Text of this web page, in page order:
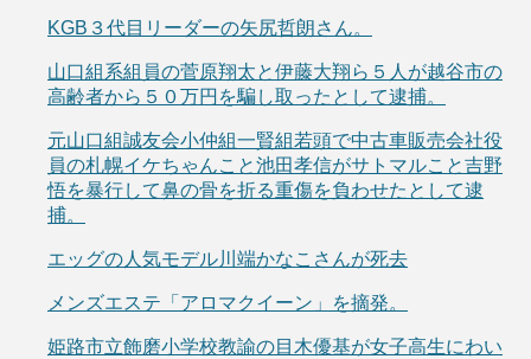
KGB３代目リーダーの矢尻哲朗さん。
山口組系組員の菅原翔太と伊藤大翔ら５人が越谷市の
高齢者から５０万円を騙し取ったとして逮捕。
元山口組誠友会小仲組一賢組若頭で中古車販売会社役
員の札幌イケちゃんこと池田孝信がサトマルこと吉野
悟を暴行して鼻の骨を折る重傷を負わせたとして逮
捕。
エッグの人気モデル川端かなこさんが死去
メンズエステ「アロマクイーン」を摘発。
姫路市立飾磨小学校教諭の目木優基が女子高生にわい